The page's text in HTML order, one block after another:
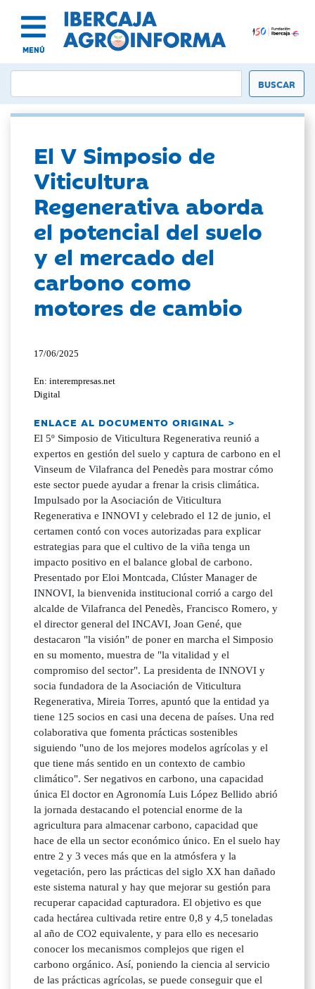
MENÚ
El V Simposio de
Viticultura
Regenerativa aborda
el potencial del suelo
y el mercado del
carbono como
motores de cambio
17/06/2025
En: interempresas.net
Digital
ENLACE AL DOCUMENTO ORIGINAL >
El 5º Simposio de Viticultura Regenerativa reunió a
expertos en gestión del suelo y captura de carbono en el
Vinseum de Vilafranca del Penedès para mostrar cómo
este sector puede ayudar a frenar la crisis climática.
Impulsado por la Asociación de Viticultura
Regenerativa e INNOVI y celebrado el 12 de junio, el
certamen contó con voces autorizadas para explicar
estrategias para que el cultivo de la viña tenga un
impacto positivo en el balance global de carbono.
Presentado por Eloi Montcada, Clúster Manager de
INNOVI, la bienvenida institucional corrió a cargo del
alcalde de Vilafranca del Penedès, Francisco Romero, y
el director general del INCAVI, Joan Gené, que
destacaron "la visión" de poner en marcha el Simposio
en su momento, muestra de "la vitalidad y el
compromiso del sector". La presidenta de INNOVI y
socia fundadora de la Asociación de Viticultura
Regenerativa, Mireia Torres, apuntó que la entidad ya
tiene 125 socios en casi una decena de países. Una red
colaborativa que fomenta prácticas sostenibles
siguiendo "uno de los mejores modelos agrícolas y el
que tiene más sentido en un contexto de cambio
climático". Ser negativos en carbono, una capacidad
única El doctor en Agronomía Luis López Bellido abrió
la jornada destacando el potencial enorme de la
agricultura para almacenar carbono, capacidad que
hace de ella un sector económico único. En el suelo hay
entre 2 y 3 veces más que en la atmósfera y la
vegetación, pero las prácticas del siglo XX han dañado
este sistema natural y hay que mejorar su gestión para
recuperar capacidad capturadora. El objetivo es que
cada hectárea cultivada retire entre 0,8 y 4,5 toneladas
al año de CO2 equivalente, y para ello es necesario
conocer los mecanismos complejos que rigen el
carbono orgánico. Así, poniendo la ciencia al servicio
de las prácticas agrícolas, se puede conseguir que el